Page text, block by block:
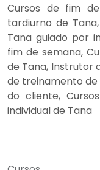
Cursos de fim
tardiurno de
Tana guiado por
fim de semana,
de Tana, Instrutor
de treinamento de
do cliente,
individual de Tana